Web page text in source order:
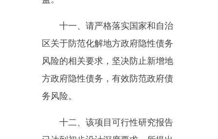
附件：乌恰县开普太西水库应
综合概算表
2025年10月11日